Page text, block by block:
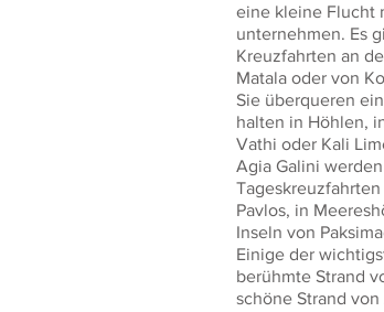
eine kleine Flucht
unternehmen. Es
Kreuzfahrten an
Matala oder von
Sie überqueren
halten in Höhlen,
Vathi oder Kali
Agia Galini werden
Pavlos, in
Inseln von
Einige der
berühmte Strand
schöne Strand